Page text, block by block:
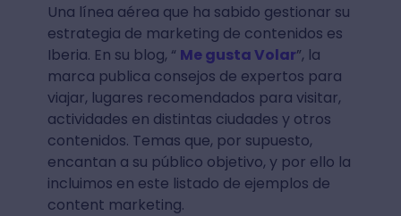
Una línea aérea que ha sabido gestionar su
estrategia de marketing de contenidos es
Iberia. En su blog, “ Me gusta Volar”, la
marca publica consejos de expertos para
viajar, lugares recomendados para visitar,
actividades en distintas ciudades y otros
contenidos. Temas que, por supuesto,
encantan a su público objetivo, y por ello la
incluimos en este listado de ejemplos de
content marketing.